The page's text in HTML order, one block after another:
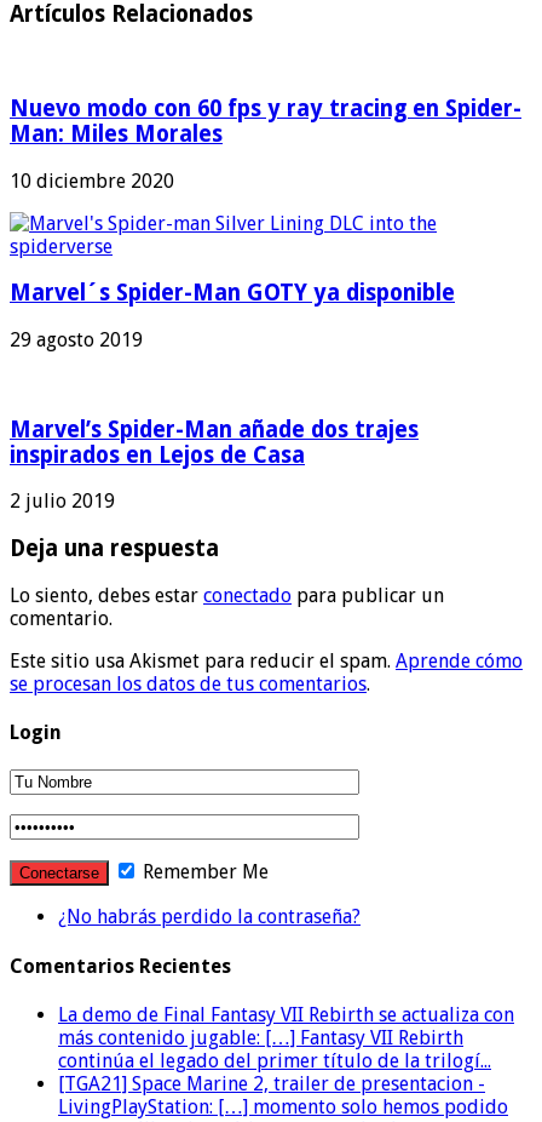
Artículos Relacionados
Nuevo modo con 60 fps y ray tracing en Spider-
Man: Miles Morales
10 diciembre 2020
Marvel´s Spider-Man GOTY ya disponible
29 agosto 2019
Marvel’s Spider-Man añade dos trajes
inspirados en Lejos de Casa
2 julio 2019
Deja una respuesta
Lo siento, debes estar conectado para publicar un
comentario.
Este sitio usa Akismet para reducir el spam. Aprende cómo
se procesan los datos de tus comentarios.
Login
Remember Me
¿No habrás perdido la contraseña?
Comentarios Recientes
La demo de Final Fantasy VII Rebirth se actualiza con
más contenido jugable: […] Fantasy VII Rebirth
continúa el legado del primer título de la trilogí...
[TGA21] Space Marine 2, trailer de presentacion -
LivingPlayStation: […] momento solo hemos podido